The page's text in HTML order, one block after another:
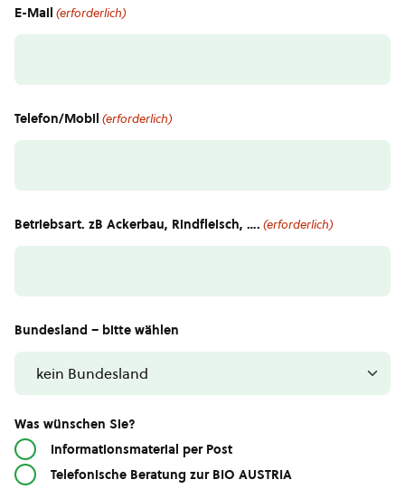
E-Mail (erforderlich)
Telefon/Mobil (erforderlich)
Betriebsart. zB Ackerbau, Rindfleisch, …. (erforderlich)
Bundesland – bitte wählen
Was wünschen Sie?
Informationsmaterial per Post
Telefonische Beratung zur BIO AUSTRIA